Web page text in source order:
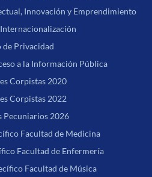
Innovación y Emprendimiento
de Privacidad
a la Información Pública
Corpistas 2020
Corpistas 2022
Pecuniarios 2026
Facultad de Medicina
Facultad de Enfermería
Facultad de Música